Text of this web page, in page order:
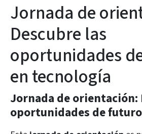
Jornada de
Descubre las
oportunidades
en tecnología
Jornada de orientación:
oportunidades de